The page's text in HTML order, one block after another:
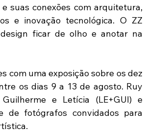
suas conexões com arquitetura,
e inovação tecnológica. O ZZ
ficar de olho e anotar na
com uma exposição sobre os dez
os dias 9 a 13 de agosto. Ruy
e Letícia (LE+GUI) e
de fotógrafos convidados para